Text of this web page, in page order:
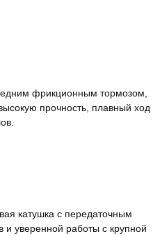
фрикционным тормозом,
прочность, плавный ход
катушка с передаточным
уверенной работы с крупной